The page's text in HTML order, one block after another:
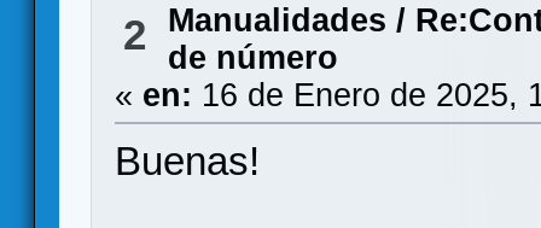
2 Manualidades /
de número
« en: 16 de Enero de 2025,
Buenas!